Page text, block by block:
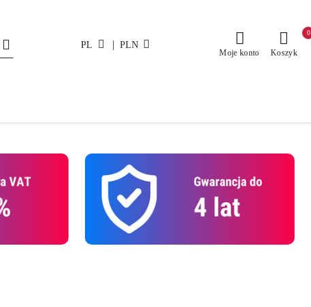
PL | PLN
Moje konto Koszyk
0